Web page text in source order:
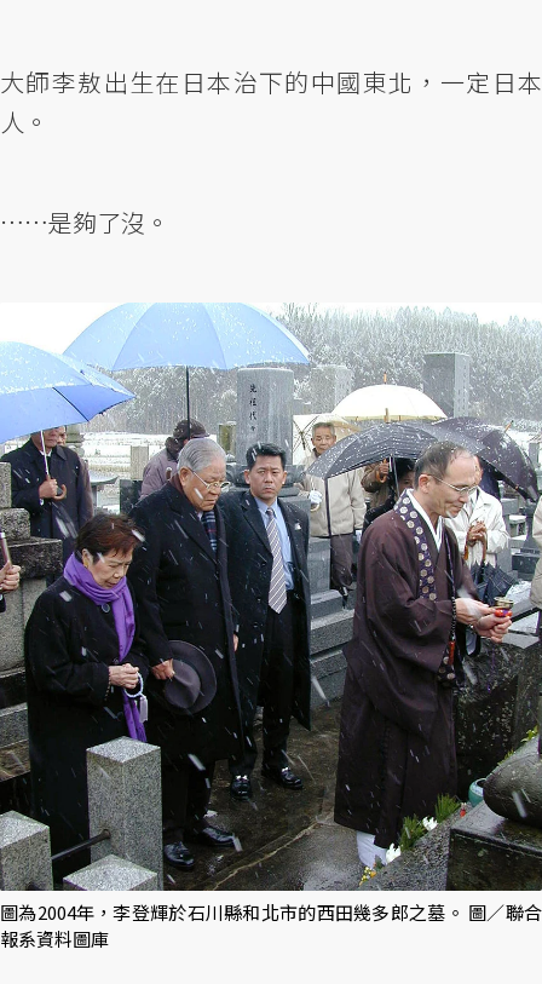
大師李敖出生在日本治下的中國東北，一定日本
人。
……是夠了沒。
圖為2004年，李登輝於石川縣和北市的西田幾多郎之墓。 圖／聯合
報系資料圖庫